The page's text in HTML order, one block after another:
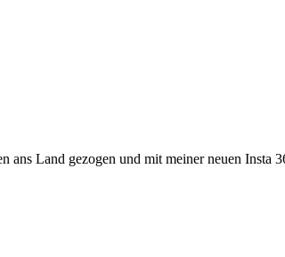
ans Land gezogen und mit meiner neuen